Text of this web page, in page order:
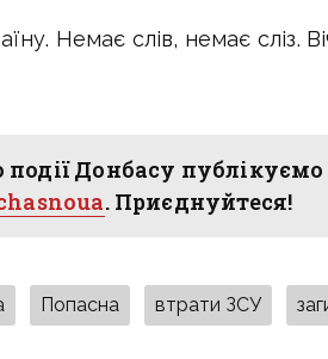
Немає слів, немає сліз. В
Донбасу публікуємо
. Приєднуйтеся!
Попасна втрати ЗСУ